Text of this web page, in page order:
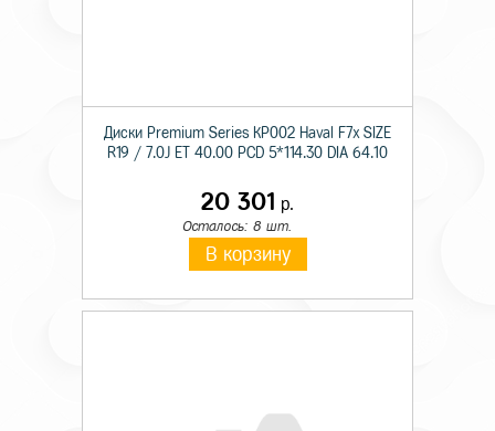
Диски Premium Series КР002 Haval F7x SIZE
R19 / 7.0J ET 40.00 PCD 5*114.30 DIA 64.10
20 301 р.
Осталось: 8 шт.
В корзину